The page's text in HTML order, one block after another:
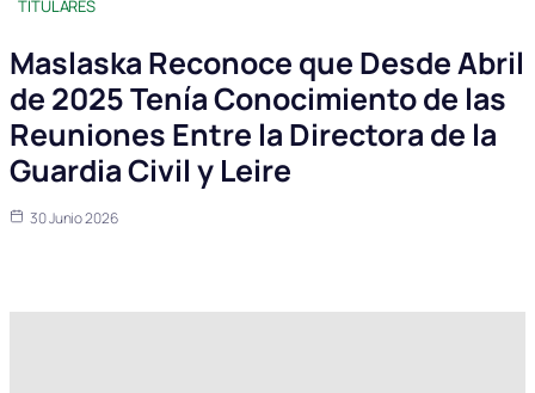
TITULARES
Maslaska Reconoce que Desde Abril
de 2025 Tenía Conocimiento de las
Reuniones Entre la Directora de la
Guardia Civil y Leire
30 Junio 2026